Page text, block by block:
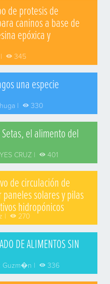
de protesis de
caninos a base de
epóxica y
345
una especie
| 330
el alimento del
CRUZ | 401
de circulación de
solares y pilas
hidropónicos
| 270
DE ALIMENTOS SIN
Guzm�n | 336